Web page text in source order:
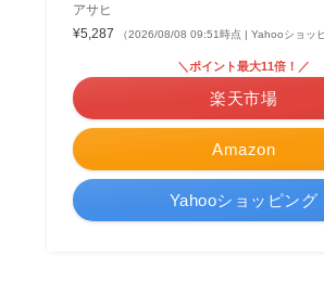
アサヒ
¥5,287
（2026/08/08 09:51時点 | Yahooショッ
Amazon
＼ポイント最大11倍！／
楽天市場
Yahooショッピング